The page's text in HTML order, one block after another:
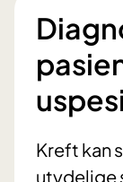
Kreft kan
utydelige